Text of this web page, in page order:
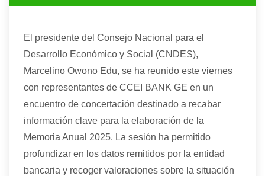
El presidente del Consejo Nacional para el
Desarrollo Económico y Social (CNDES),
Marcelino Owono Edu, se ha reunido este viernes
con representantes de CCEI BANK GE en un
encuentro de concertación destinado a recabar
información clave para la elaboración de la
Memoria Anual 2025. La sesión ha permitido
profundizar en los datos remitidos por la entidad
bancaria y recoger valoraciones sobre la situación